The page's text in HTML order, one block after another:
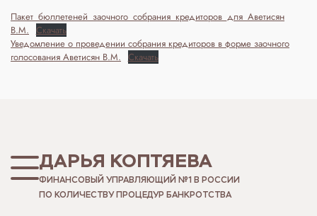
Пакет_бюллетеней_заочного_собрания_кредиторов_для_Аветисян
В.М. Скачать
Уведомление о проведении собрания кредиторов в форме заочного
голосования Аветисян В.М. Скачать
ДАРЬЯ КОПТЯЕВА
ФИНАНСОВЫЙ УПРАВЛЯЮЩИЙ №1 В РОССИИ
ПО КОЛИЧЕСТВУ ПРОЦЕДУР БАНКРОТСТВА